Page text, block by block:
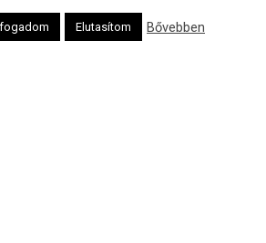
Héber naptár
Elutasítom Bővebben